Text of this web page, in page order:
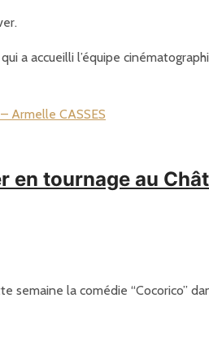
a accueilli l’équipe
en tournage au
la comédie “Cocorico”